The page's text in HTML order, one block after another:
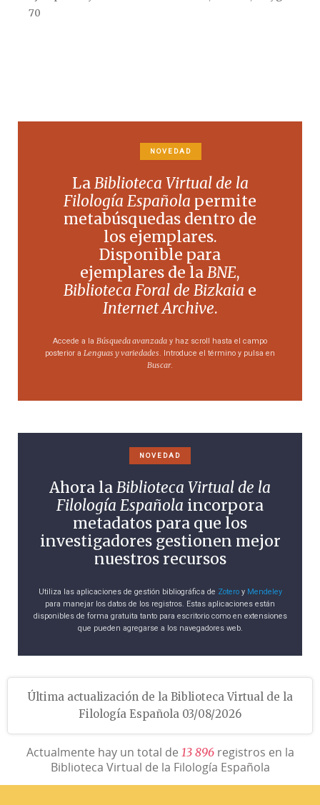
70
NOVEDAD
LaBiblioteca Virtual de la
Filología Española permite
metabúsquedas dentro de
los ejemplares.
Disponible para
ejemplares de laBNE,
Biblioteca Foral de Bizkaia e
Internet Archive.
Accede a la Búsqueda avanzada y haz scroll hasta el campo
posterior a Lenguas y variedades. Introduce el término y pulsa en
Buscar.
NOVEDAD
Ahora laBiblioteca Virtual de la
Filología Española incorpora
metadatos para que los
investigadores gestionen mejor
nuestros recursos
Utiliza las aplicaciones de gestión bibliográfica de Zoteroy Mendeley
para manejar los datos de los registros. Estas aplicaciones están
disponibles de forma gratuita tanto para escritorio como en extensiones
que pueden agregarse a los navegadores web.
Última actualización de la Biblioteca Virtual de la
Filología Española 03/08/2026
Actualmente hay un total de 13 896registros en la
Biblioteca Virtual de la Filología Española